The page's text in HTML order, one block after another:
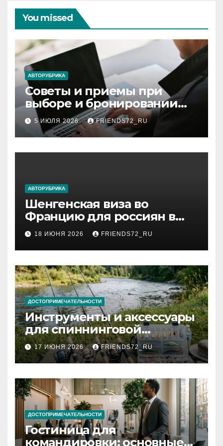
You missed
АВТОРУБРИКА
Советы и приемы при
выборе и бронировании
авиабилетов
5 ИЮЛЯ 2026 FRIENDS72_RU
АВТОРУБРИКА
Шенгенская виза во
Францию для россиян в
2026 году: сроки от 3 дней
и список необходимых
документов
18 ИЮНЯ 2026 FRIENDS72_RU
ДОСТОПРИМЕЧАТЕЛЬНОСТИ
Инструменты и аксессуары
для спиннинговой
рыбалки: назначение и
типы
17 ИЮНЯ 2026 FRIENDS72_RU
ДОСТОПРИМЕЧАТЕЛЬНОСТИ
Гостиница для
командировки: основные